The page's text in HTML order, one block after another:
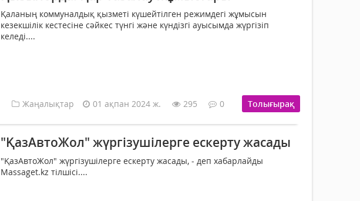
Қаланың коммуналдық қызметі күшейтілген режимдегі жұмысын
кезекшілік кестесіне сәйкес түнгі және күндізгі ауысымда жүргізіп
келеді....
Жаңалықтар 01 ақпан 2024 ж. 295 0 Толығырақ
"ҚазАвтоЖол" жүргізушілерге ескерту жасады
"ҚазАвтоЖол" жүргізушілерге ескерту жасады, - деп хабарлайды
Massaget.kz тілшісі....